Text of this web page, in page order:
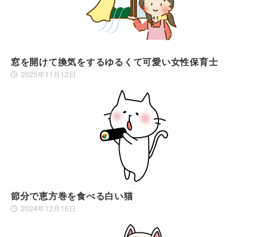
窓を開けて換気をするゆるくて可愛い女性保育士
2025年11月12日
節分で恵方巻を食べる白い猫
2024年12月16日